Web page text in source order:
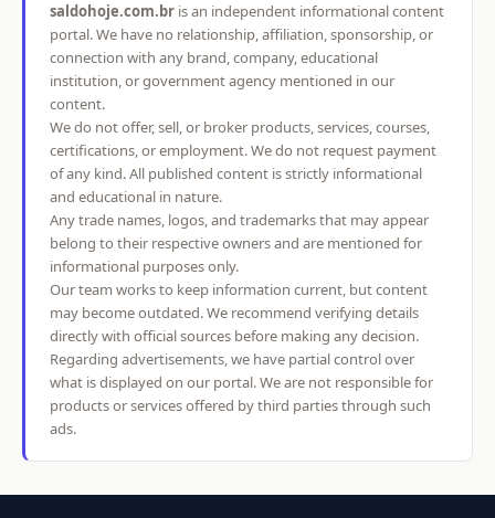
saldohoje.com.br is an independent informational content
portal. We have no relationship, affiliation, sponsorship, or
connection with any brand, company, educational
institution, or government agency mentioned in our
content.
We do not offer, sell, or broker products, services, courses,
certifications, or employment. We do not request payment
of any kind. All published content is strictly informational
and educational in nature.
Any trade names, logos, and trademarks that may appear
belong to their respective owners and are mentioned for
informational purposes only.
Our team works to keep information current, but content
may become outdated. We recommend verifying details
directly with official sources before making any decision.
Regarding advertisements, we have partial control over
what is displayed on our portal. We are not responsible for
products or services offered by third parties through such
ads.